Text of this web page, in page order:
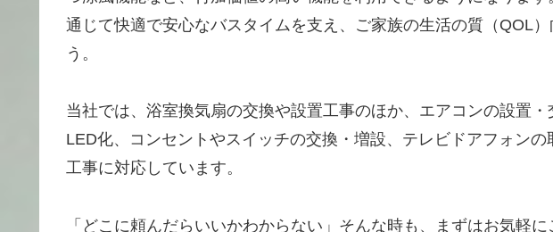
通じて快適で安心なバスタイムを支え、ご家族の生活の質（QOL
う。
当社では、浴室換気扇の交換や設置工事のほか、エアコンの設置
LED化、コンセントやスイッチの交換・増設、テレビドアフォン
工事に対応しています。
「どこに頼んだらいいかわからない」そんな時も、まずはお気軽に